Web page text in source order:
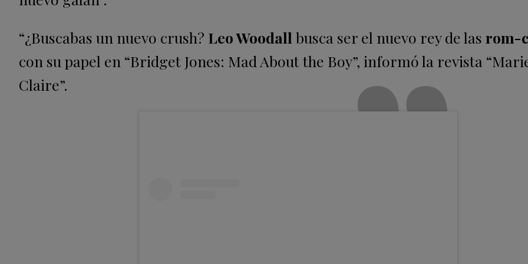
“¿Buscabas un nuevo crush? Leo Woodall busca ser el nuevo rey de las rom-
con su papel en “Bridget Jones: Mad About the Boy”, informó la revista
Claire”.